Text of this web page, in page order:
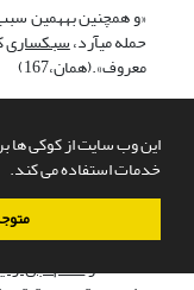
این وب سایت از کوکی ها
خدمات استفاده می کند.
«و همچنین به‏همین
حمله می‏آرد،سبکساری
معروف».(همان،167)
پ) ویژگی‏های بلاغی
1. تکرار برخی جملات و عبارات
... و حضرت حق
شناخته وکدام غبن از